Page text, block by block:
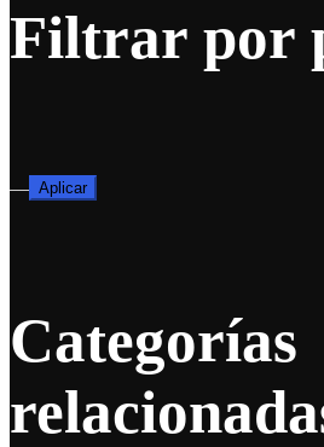
Filtrar por
— Aplicar
Categorías